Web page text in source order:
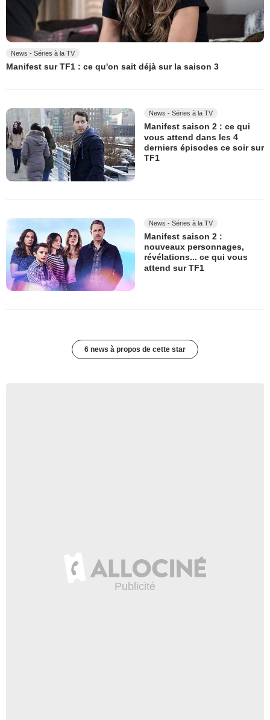
News - Séries à la TV
Manifest sur TF1 : ce qu'on sait déjà sur la saison 3
News - Séries à la TV
Manifest saison 2 : ce qui
vous attend dans les 4
derniers épisodes ce soir sur
TF1
News - Séries à la TV
Manifest saison 2 :
nouveaux personnages,
révélations... ce qui vous
attend sur TF1
6 news à propos de cette star